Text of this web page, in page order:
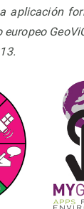
aplicación